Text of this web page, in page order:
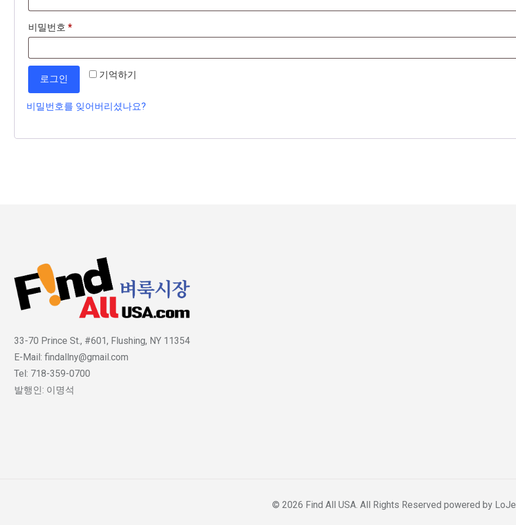
비밀번호 *
기억하기
로그인
비밀번호를 잊어버리셨나요?
33-70 Prince St., #601, Flushing, NY 11354
E-Mail: findallny@gmail.com
Tel: 718-359-0700
발행인: 이명석
© 2026 Find All USA. All Rights Reserved powered by LoJe